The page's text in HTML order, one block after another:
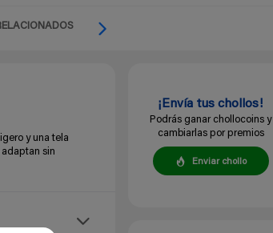
y una tela
sin
¡Envía tus chollos!
Podrás ganar chollocoins y
cambiarlas por premios
Enviar chollo